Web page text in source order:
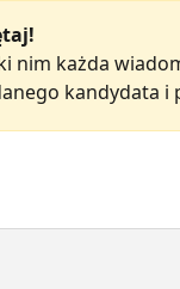
nim każda
kandydata i